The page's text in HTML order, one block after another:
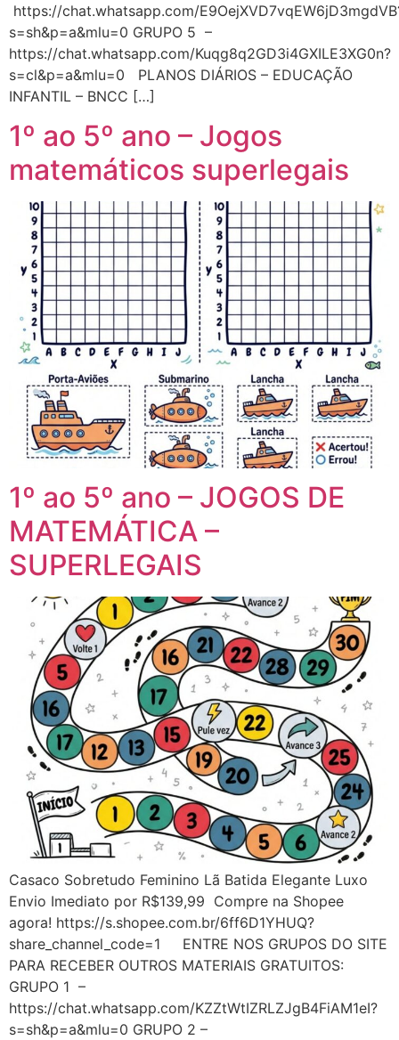
https://chat.whatsapp.com/
s=sh&p=a&mlu=0 GRUPO 5 –
https://chat.whatsapp.com/Kuqg8q2GD3i4GXILE3XG0n?
s=cl&p=a&mlu=0 PLANOS DIÁRIOS – EDUCAÇÃO
INFANTIL – BNCC […]
1º ao 5º ano – Jogos
matemáticos superlegais
1º ao 5º ano – JOGOS DE
MATEMÁTICA –
SUPERLEGAIS
Casaco Sobretudo Feminino Lã Batida Elegante Luxo
Envio Imediato por R$139,99 Compre na Shopee
agora! https://s.shopee.com.br/6ff6D1YHUQ?
share_channel_code=1 ENTRE NOS GRUPOS DO SITE
PARA RECEBER OUTROS MATERIAIS GRATUITOS:
GRUPO 1 –
https://chat.whatsapp.com/KZZtWtIZRLZJgB4FiAM1eI?
s=sh&p=a&mlu=0 GRUPO 2 –